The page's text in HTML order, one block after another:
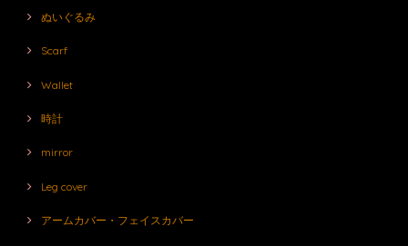
ぬいぐるみ
Scarf
Wallet
時計
mirror
Leg cover
アームカバー・フェイスカバー